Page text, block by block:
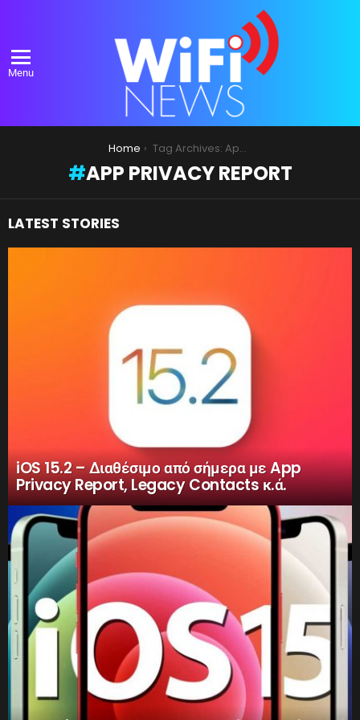
Menu
Home Tag Archives: App Privacy Report
APP PRIVACY REPORT
LATEST STORIES
iOS 15.2 – Διαθέσιμο από σήμερα με App
Privacy Report, Legacy Contacts κ.ά.